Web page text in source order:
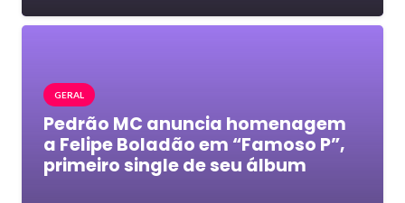
GERAL
Pedrão MC anuncia homenagem
a Felipe Boladão em “Famoso P”,
primeiro single de seu álbum